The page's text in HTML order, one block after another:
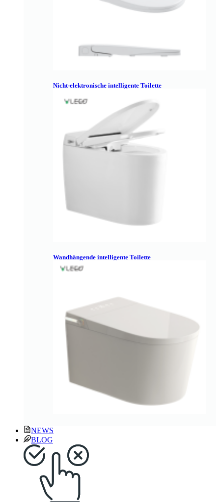
Nicht-elektronische intelligente Toilette
Wandhängende intelligente Toilette
NEWS
BLOG